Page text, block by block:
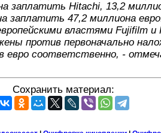
заплатить Hitachi, 13,2
заплатить 47,2 миллиона
властями Fujifilm и
против первоначально
евро соответственно, -
Сохранить материал: